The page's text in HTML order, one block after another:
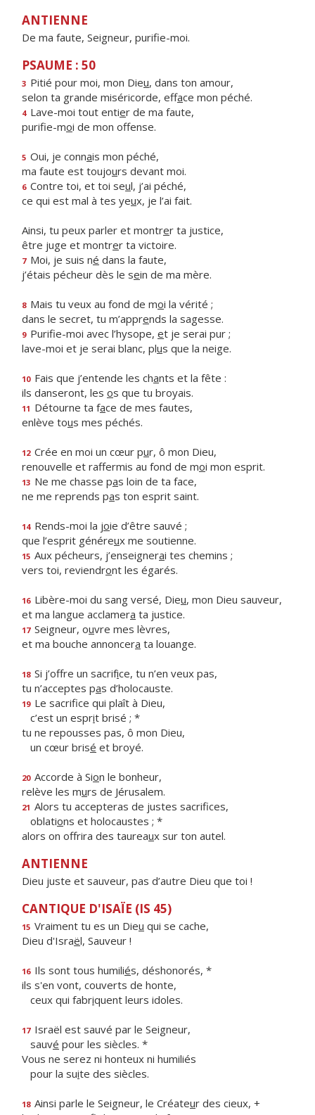
ANTIENNE
De ma faute, Seigneur, purifie-moi.
PSAUME : 50
3 Pitié pour moi, mon Dieu, dans ton amour,
selon ta grande miséricorde, efface mon péché.
4 Lave-moi tout entier de ma faute,
purifie-moi de mon offense.
5 Oui, je connais mon péché,
ma faute est toujours devant moi.
6 Contre toi, et toi seul, j’ai péché,
ce qui est mal à tes yeux, je l’ai fait.
Ainsi, tu peux parler et montrer ta justice,
être juge et montrer ta victoire.
7 Moi, je suis né dans la faute,
j’étais pécheur dès le sein de ma mère.
8 Mais tu veux au fond de moi la vérité ;
dans le secret, tu m’apprends la sagesse.
9 Purifie-moi avec l’hysope, et je serai pur ;
lave-moi et je serai blanc, plus que la neige.
10 Fais que j’entende les chants et la fête :
ils danseront, les os que tu broyais.
11 Détourne ta face de mes fautes,
enlève tous mes péchés.
12 Crée en moi un cœur pur, ô mon Dieu,
renouvelle et raffermis au fond de moi mon esprit.
13 Ne me chasse pas loin de ta face,
ne me reprends pas ton esprit saint.
14 Rends-moi la joie d’être sauvé ;
que l’esprit généreux me soutienne.
15 Aux pécheurs, j’enseignerai tes chemins ;
vers toi, reviendront les égarés.
16 Libère-moi du sang versé, Dieu, mon Dieu sauveur,
et ma langue acclamera ta justice.
17 Seigneur, ouvre mes lèvres,
et ma bouche annoncera ta louange.
18 Si j’offre un sacrifice, tu n’en veux pas,
tu n’acceptes pas d’holocauste.
19 Le sacrifice qui plaît à Dieu,
c’est un esprit brisé ; *
tu ne repousses pas, ô mon Dieu,
un cœur brisé et broyé.
20 Accorde à Sion le bonheur,
relève les murs de Jérusalem.
21 Alors tu accepteras de justes sacrifices,
oblations et holocaustes ; *
alors on offrira des taureaux sur ton autel.
ANTIENNE
Dieu juste et sauveur, pas d’autre Dieu que toi !
CANTIQUE D'ISAÏE (IS 45)
15 Vraiment tu es un Dieu qui se cache,
Dieu d'Israël, Sauveur !
16 Ils sont tous humiliés, déshonorés, *
ils s'en vont, couverts de honte,
ceux qui fabriquent leurs idoles.
17 Israël est sauvé par le Seigneur,
sauvé pour les siècles. *
Vous ne serez ni honteux ni humiliés
pour la suite des siècles.
18 Ainsi parle le Seigneur, le Créateur des cieux, +